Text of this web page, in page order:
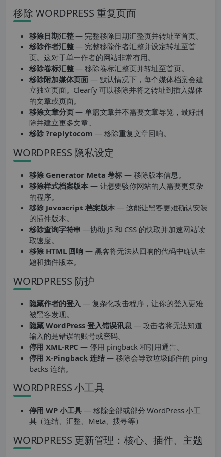
移除 WORDPRESS 重复页面
移除日期汇整 — 完整移除日期汇整页并转址至首页。
移除作者汇整 — 完整移除作者汇整并设定转址至首
页。这对于单一作者的网站非常有用。
移除卷标汇整 — 移除卷标汇整页并转址至首页。
移除附加媒体页面 — 默认情况下，每个媒体档案会建
立独立页面。Clearfy 可以移除并将之转址到插入媒体
的文章或页面。
移除文章分页 — 单篇文章并不需要文章导览，最好删
除并建立更多文章。
移除 ?replytocom — 移除重复文章回响。
WORDPRESS 隐私设定
移除 Generator Meta 卷标 — 移除版本信息。
移除样式档案版本 — 让想要骇你网站的人需要更复杂
的程序。
移除 Javascript 档案版本 — 这能让黑客更难确认安装
的插件版本。
移除查询字符串 —协助 JS 和 CSS 的快取并加速网站读
取速度。
移除 HTML 回响 — 黑客将无法从回响的代码中确认主
题和插件版本。
WORDPRESS 防护
隐藏作者的登入 — 复杂化攻击程序，让你的登入更难
被黑客发现。
隐藏 WordPress 登入错误讯息 — 攻击者将无法知道
输入的是错误的账号或密码。
停用 XML-RPC — 停用 pingback 和引用通告。
停用 X-Pingback 连结 — 移除会导致垃圾邮件的 ping
backs 连结。
WORDPRESS 小工具
停用 WP 小工具 — 移除全部或部分 WordPress 小工
具（连结、汇整、Meta、搜寻等）
WORDPRESS 更新管理：核心、插件、主题